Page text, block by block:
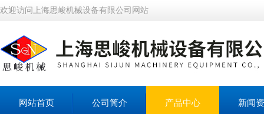
欢迎访问上海思峻机械设备有限公司网站
网站首页 公司简介 产品中心 新闻